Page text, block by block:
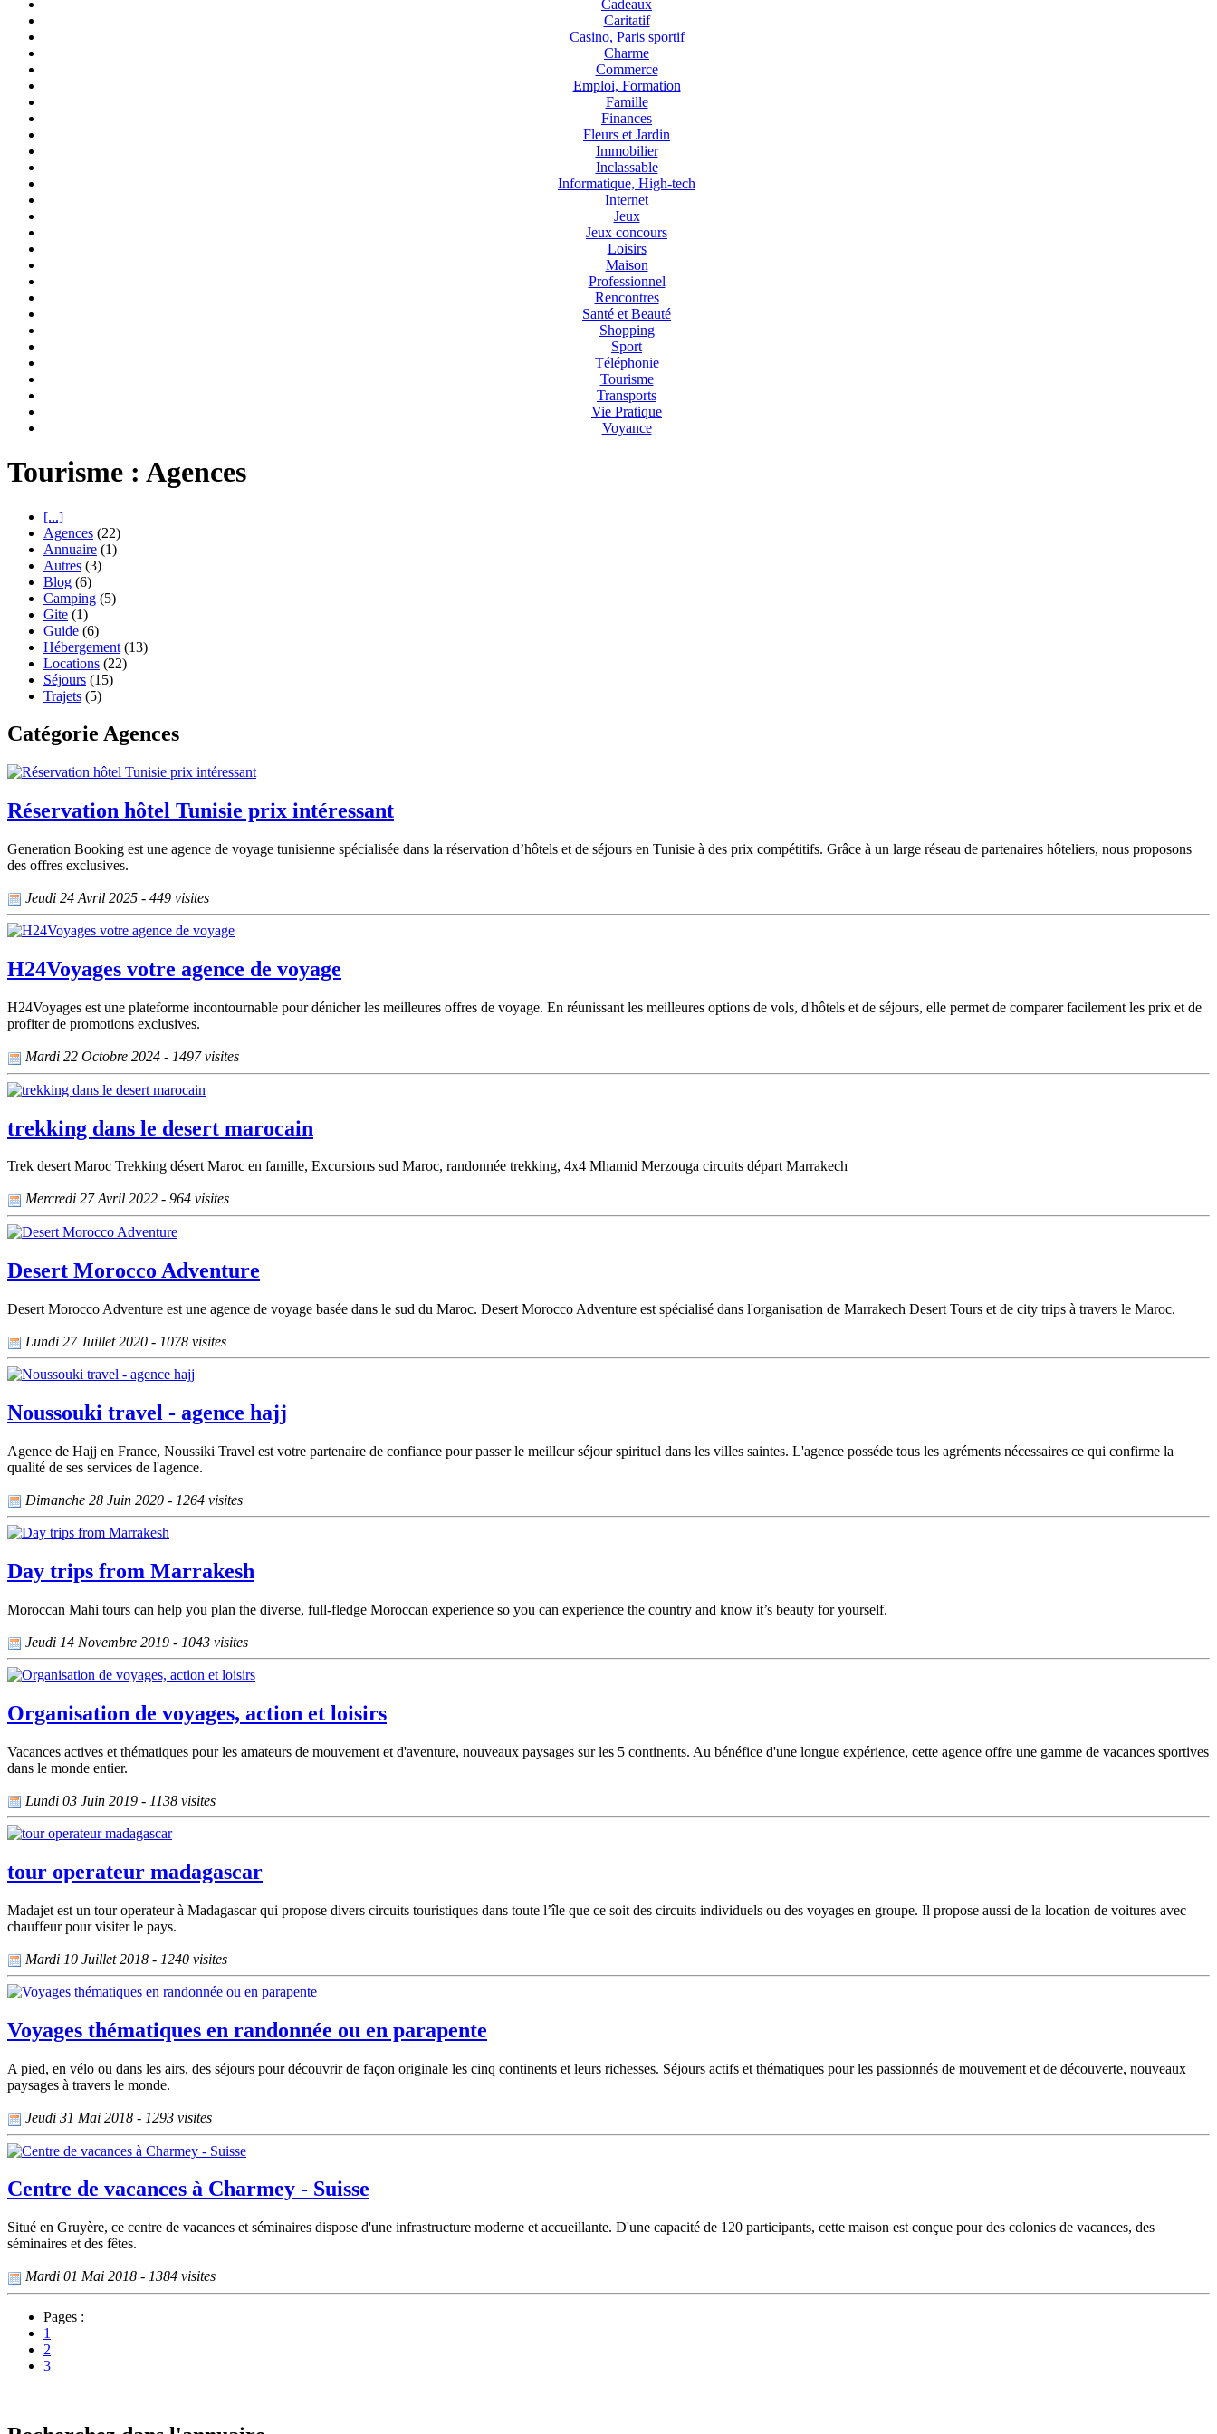
Cadeaux
Caritatif
Casino, Paris sportif
Charme
Commerce
Emploi, Formation
Famille
Finances
Fleurs et Jardin
Immobilier
Inclassable
Informatique, High-tech
Internet
Jeux
Jeux concours
Loisirs
Maison
Professionnel
Rencontres
Santé et Beauté
Shopping
Sport
Téléphonie
Tourisme
Transports
Vie Pratique
Voyance
Tourisme : Agences
[...]
Agences (22)
Annuaire (1)
Autres (3)
Blog (6)
Camping (5)
Gite (1)
Guide (6)
Hébergement (13)
Locations (22)
Séjours (15)
Trajets (5)
Catégorie Agences
Réservation hôtel Tunisie prix intéressant
Generation Booking est une agence de voyage tunisienne spécialisée dans la réservation d’hôtels et de séjours en Tunisie à des prix compétitifs. Grâce à un large réseau de partenaires hôteliers, nous proposons
des offres exclusives.
Jeudi 24 Avril 2025 - 449 visites
H24Voyages votre agence de voyage
H24Voyages est une plateforme incontournable pour dénicher les meilleures offres de voyage. En réunissant les meilleures options de vols, d'hôtels et de séjours, elle permet de comparer facilement les prix et de
profiter de promotions exclusives.
Mardi 22 Octobre 2024 - 1497 visites
trekking dans le desert marocain
Trek desert Maroc Trekking désert Maroc en famille, Excursions sud Maroc, randonnée trekking, 4x4 Mhamid Merzouga circuits départ Marrakech
Mercredi 27 Avril 2022 - 964 visites
Desert Morocco Adventure
Desert Morocco Adventure est une agence de voyage basée dans le sud du Maroc. Desert Morocco Adventure est spécialisé dans l'organisation de Marrakech Desert Tours et de city trips à travers le Maroc.
Lundi 27 Juillet 2020 - 1078 visites
Noussouki travel - agence hajj
Agence de Hajj en France, Noussiki Travel est votre partenaire de confiance pour passer le meilleur séjour spirituel dans les villes saintes. L'agence posséde tous les agréments nécessaires ce qui confirme la
qualité de ses services de l'agence.
Dimanche 28 Juin 2020 - 1264 visites
Day trips from Marrakesh
Moroccan Mahi tours can help you plan the diverse, full-fledge Moroccan experience so you can experience the country and know it’s beauty for yourself.
Jeudi 14 Novembre 2019 - 1043 visites
Organisation de voyages, action et loisirs
Vacances actives et thématiques pour les amateurs de mouvement et d'aventure, nouveaux paysages sur les 5 continents. Au bénéfice d'une longue expérience, cette agence offre une gamme de vacances sportives
dans le monde entier.
Lundi 03 Juin 2019 - 1138 visites
tour operateur madagascar
Madajet est un tour operateur à Madagascar qui propose divers circuits touristiques dans toute l’île que ce soit des circuits individuels ou des voyages en groupe. Il propose aussi de la location de voitures avec
chauffeur pour visiter le pays.
Mardi 10 Juillet 2018 - 1240 visites
Voyages thématiques en randonnée ou en parapente
A pied, en vélo ou dans les airs, des séjours pour découvrir de façon originale les cinq continents et leurs richesses. Séjours actifs et thématiques pour les passionnés de mouvement et de découverte, nouveaux
paysages à travers le monde.
Jeudi 31 Mai 2018 - 1293 visites
Centre de vacances à Charmey - Suisse
Situé en Gruyère, ce centre de vacances et séminaires dispose d'une infrastructure moderne et accueillante. D'une capacité de 120 participants, cette maison est conçue pour des colonies de vacances, des
séminaires et des fêtes.
Mardi 01 Mai 2018 - 1384 visites
Pages :
1
2
3